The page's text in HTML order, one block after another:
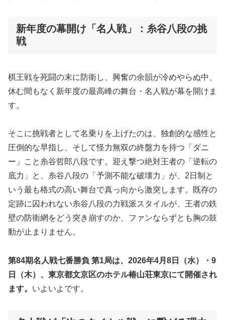
新年度の幕開け「名人戦」：糸谷八段の挑
戦
棋王戦を死闘の末に防衛し、興奮の余韻が冷めやらぬ中、
休む間もなく新年度の最高峰の舞台・名人戦が幕を開けま
す。
そこに挑戦者として名乗りを上げたのは、独創的な感性と
圧倒的な早指し、そして怪力無双の終盤力を持つ「ダニ
ー」こと糸谷哲郎八段です。迎え撃つ絶対王者の「逆転の
底力」と、糸谷八段の「予測不能な破壊力」が、2日制と
いう最も格式の高い舞台で真っ向から激突します。既存の
定跡に囚われない糸谷八段の力戦派スタイルが、王者の鉄
壁の防衛網をどう突き崩すのか、ファンならずとも胸の鼓
動が止まりません。
第84期名人戦七番勝負 第1局は、2026年4月8日（水）・9
日（木）、東京都文京区のホテル椿山荘東京にて開催され
ます。 いよいよです。